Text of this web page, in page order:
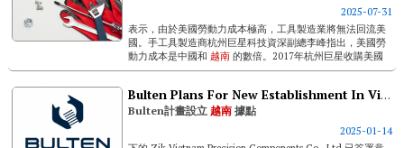
2025-07-31
表示，由於美國勞動力成本極高，工具製造業將無法回流美
國。手工具製造商杭州巨星科技資深副總李峰指出，美國勞
動力成本是中國和 越南的數倍。2017年杭州巨星收購美國
arrow Fastener公司後發現，美國工人成本過高。電動工具製
Bulten Plans For New Establishment In Vietnam
Bulten計畫設立越南據點
2025-01-14